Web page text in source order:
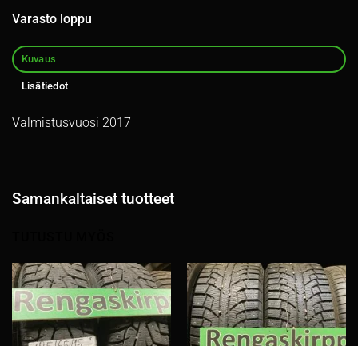
Varasto loppu
Kuvaus
Lisätiedot
Valmistusvuosi 2017
Samankaltaiset tuotteet